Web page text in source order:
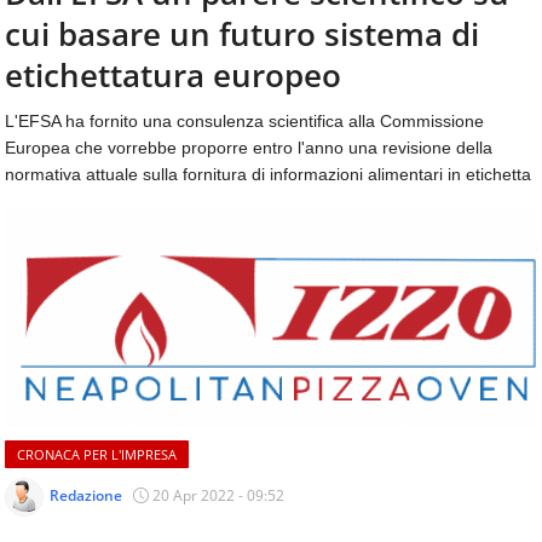
aggiornamenti
quotidiani
su
temi
come
ospitalità,
ristorazione,
catering
e
articoli
sul
mondo
dei
consumi
fuoricasa,
CONTATTI
cui basare un futuro sistema di
etichettatura europeo
L'EFSA ha fornito una consulenza scientifica alla Commissione
Europea che vorrebbe proporre entro l'anno una revisione della
normativa attuale sulla fornitura di informazioni alimentari in etichetta
CRONACA PER L'IMPRESA
Redazione 20 Apr 2022 - 09:52